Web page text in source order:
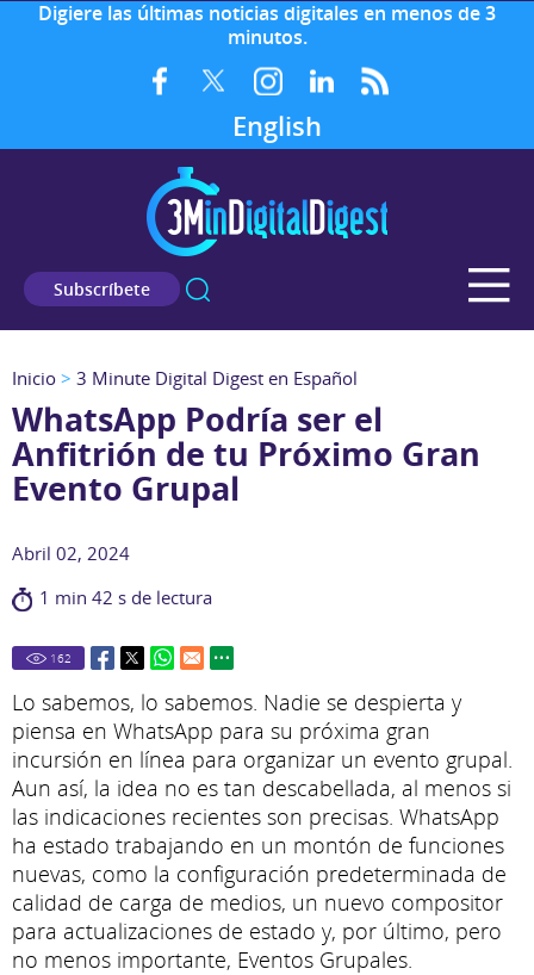
Digiere las últimas noticias digitales en menos de 3
minutos.
English
Subscríbete
Inicio > 3 Minute Digital Digest en Español
WhatsApp Podría ser el
Anfitrión de tu Próximo Gran
Evento Grupal
Abril 02, 2024
1 min 42 s de lectura
162
Lo sabemos, lo sabemos. Nadie se despierta y
piensa en WhatsApp para su próxima gran
incursión en línea para organizar un evento grupal.
Aun así, la idea no es tan descabellada, al menos si
las indicaciones recientes son precisas. WhatsApp
ha estado trabajando en un montón de funciones
nuevas, como la configuración predeterminada de
calidad de carga de medios, un nuevo compositor
para actualizaciones de estado y, por último, pero
no menos importante, Eventos Grupales.